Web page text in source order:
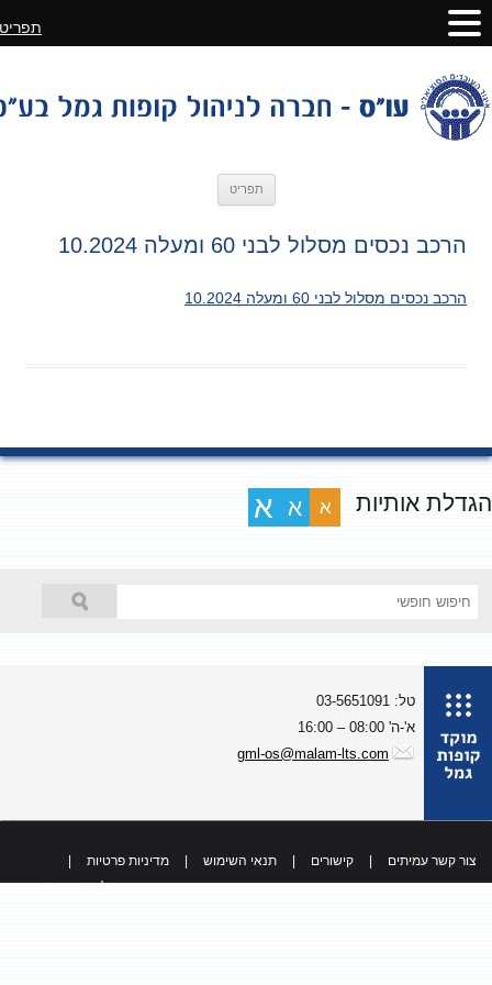
תפריט
הרכב נכסים מסלול לבני 60 ומעלה 10.2024
הרכב נכסים מסלול לבני 60 ומעלה 10.2024
אותיות א א א
טל: 03-5651091
א'-ה' 08:00 – 16:00
gml-os@malam-lts.com
צור קשר עמיתים קישורים תנאי השימוש מדיניות פרטיות
כל הזכויות שמורות
תפריט